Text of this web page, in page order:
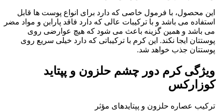
این محصول، با فرمول خاصی که دارد برای انواع پوست ها قابل
استفاده می باشد و با ترکیبات عالی که دارد فاقد پارابن و مواد مضر
می باشد و همین گزینه باعث می شود که هیچ عوارضی روی
پوستتان ایجا نکند. این کرم با ترکیباتی که دارد خیلی سریع روی
پوستتان جذب خواهد شد.
ویژگی کرم دور چشم حلزون و پپتاید
کوزارکس
ترکیب عصاره حلزون و پپتایدهای مؤثر